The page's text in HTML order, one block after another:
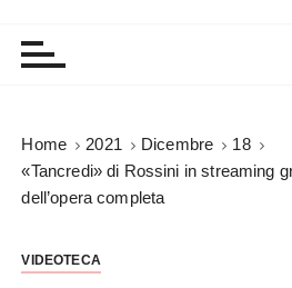
Home 2021 Dicembre
18
«Tancredi» di Rossini in streaming
dell’opera completa
VIDEOTECA